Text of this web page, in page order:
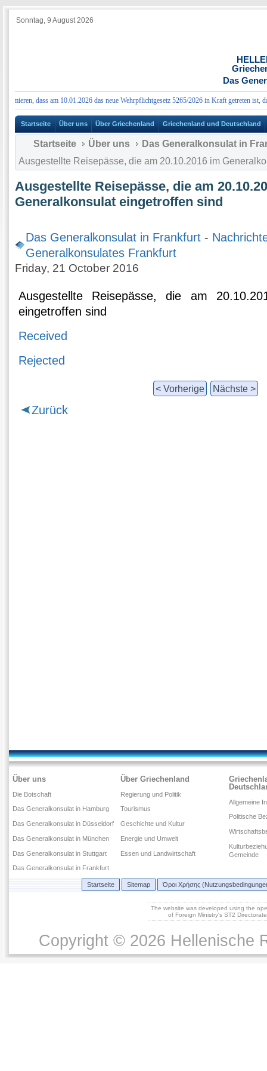
Sonntag, 9 August 2026
Das
dass am 10.01.2026 das neue Wehrpflichtgesetz 5265/2026 in Kraft getreten ist,
Startseite Über uns Über Griechenland Griechenland und Deutschland
Startseite Über uns
Das Generalkonsulat in
Ausgestellte Reisepässe, die am 20.10.2016 im
Ausgestellte Reisepässe, die am
Generalkonsulat eingetroffen sind
Das Generalkonsulat in Frankfurt -
Generalkonsulates Frankfurt
Friday, 21 October 2016
Ausgestellte Reisepässe, die am
eingetroffen sind
Received
Rejected
< Vorherige Nächste >
Zurück
Über uns
Die Botschaft
Das Generalkonsulat in Hamburg
Das Generalkonsulat in Düsseldorf
Das Generalkonsulat in München
Das Generalkonsulat in Stuttgart
Das Generalkonsulat in Frankfurt
Über Griechenland
Regierung und Politik
Tourismus
Geschichte und Kultur
Energie und Umwelt
Essen und Landwirtschaft
Allgemeine
Politische
Gemeinde
Startseite Sitemap Όροι Χρήσης
The website was developed using the
of Foreign Ministry's ST2
Copyright © 2026 Hellenische